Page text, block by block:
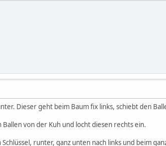
Dieser geht beim Baum fix links, schiebt den
von der Kuh und locht diesen rechts ein.
runter, ganz unten nach links und beim